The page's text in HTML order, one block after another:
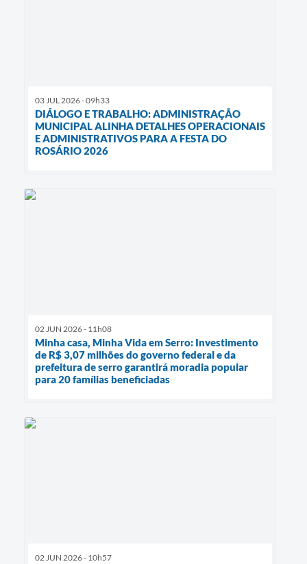
03 JUL 2026 - 09h33
DIÁLOGO E TRABALHO: ADMINISTRAÇÃO
MUNICIPAL ALINHA DETALHES OPERACIONAIS
E ADMINISTRATIVOS PARA A FESTA DO
ROSÁRIO 2026
02 JUN 2026 - 11h08
Minha casa, Minha Vida em Serro: Investimento
de R$ 3,07 milhões do governo federal e da
prefeitura de serro garantirá moradia popular
para 20 famílias beneficiadas
02 JUN 2026 - 10h57